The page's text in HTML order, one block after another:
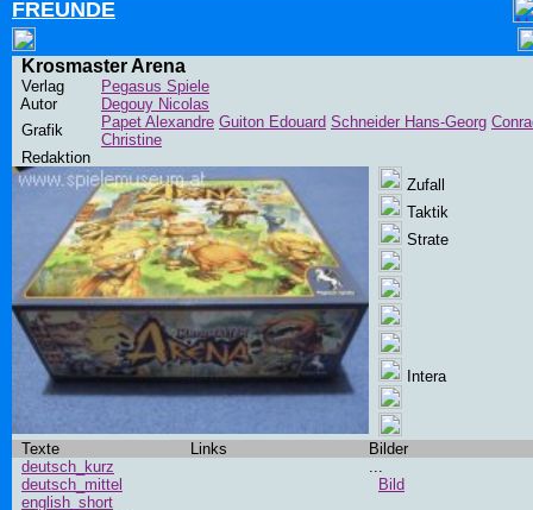
FREUNDE
Krosmaster Arena
Verlag
Pegasus Spiele
Autor
Degouy Nicolas
Grafik
Papet Alexandre Guiton Edouard Schneider Hans-Georg
Christine
Redaktion
Zufall
Taktik
Strate
Intera
Texte Links
Bilder
deutsch_kurz
deutsch_mittel
english_short
...
Bild